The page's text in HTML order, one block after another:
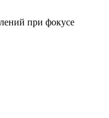
при фокусе